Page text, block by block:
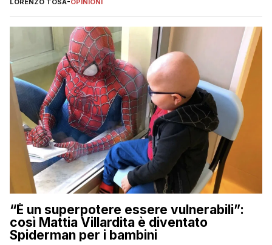
LORENZO TOSA-OPINIONI
“È un superpotere essere vulnerabili”:
così Mattia Villardita è diventato
Spiderman per i bambini